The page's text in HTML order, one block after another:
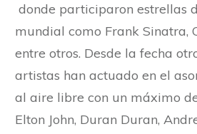
donde participaron estrellas
mundial como Frank Sinatra,
entre otros. Desde la fecha
artistas han actuado en el
al aire libre con un máximo
Elton John, Duran Duran,